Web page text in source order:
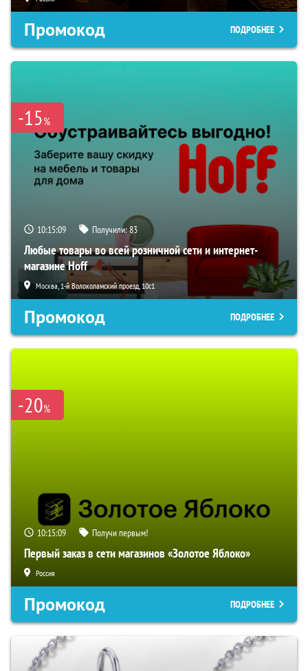
Промокод ПОДРОБНЕЕ
-15%
10:15:08 Получили:83
Любые товары во всей розничной сети и интернет-
магазине Hoff
Москва, 1-й Волоколамский проезд, 10с1
Промокод ПОДРОБНЕЕ
-20%
10:15:08 Получи первым!
Первый заказ в сети магазинов «Золотое Яблоко»
Россия
Промокод ПОДРОБНЕЕ